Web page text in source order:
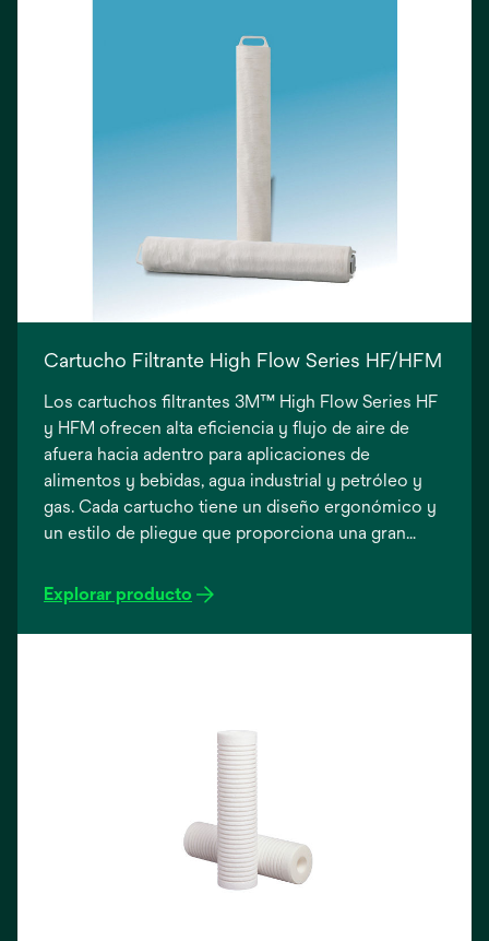
Cartucho Filtrante High Flow Series HF/HFM
Los cartuchos filtrantes 3M™ High Flow Series HF
y HFM ofrecen alta eficiencia y flujo de aire de
afuera hacia adentro para aplicaciones de
alimentos y bebidas, agua industrial y petróleo y
gas. Cada cartucho tiene un diseño ergonómico y
un estilo de pliegue que proporciona una gran
reducido de cambios y ahorro de mano de obra
para su aplicación.
Explorar producto